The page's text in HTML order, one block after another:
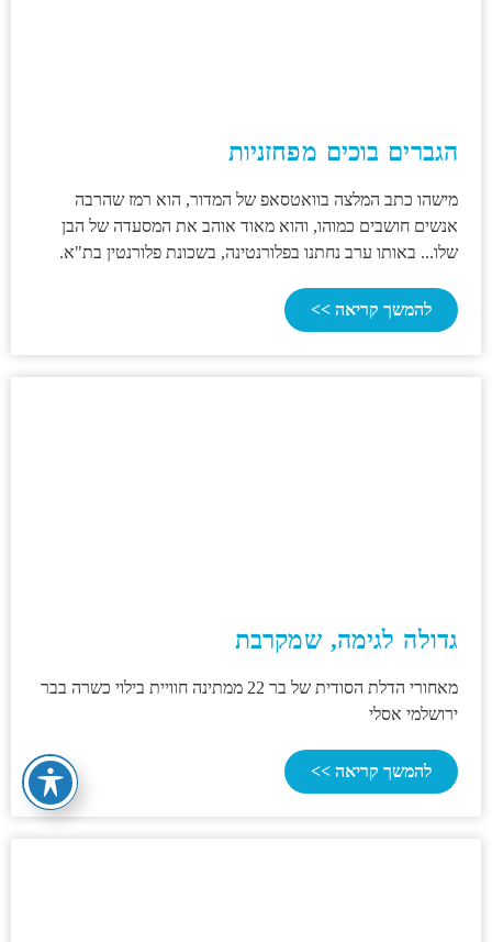
הגברים בוכים מפחזניות
מישהו כתב המלצה בוואטסאפ של המדור, הוא רמז שהרבה
אנשים חושבים כמוהו, והוא מאוד אוהב את המסעדה של הבן
שלו... באותו ערב נחתנו בפלורנטינה, בשכונת פלורנטין בת"א.
להמשך קריאה >>
גדולה לגימה, שמקרבת
מאחורי הדלת הסודית של בר 22 ממתינה חוויית בילוי כשרה בבר
ירושלמי אסלי
להמשך קריאה >>